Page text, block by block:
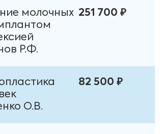
молочных
Р.Ф.
251 700 ₽
О.В.
82 500 ₽